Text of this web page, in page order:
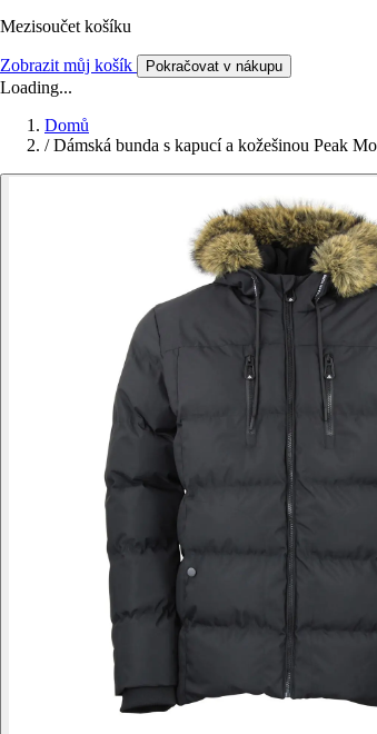
Mezisoučet košíku
Zobrazit můj košík Pokračovat v nákupu
Loading...
Domů
/ Dámská bunda s kapucí a kožešinou Peak